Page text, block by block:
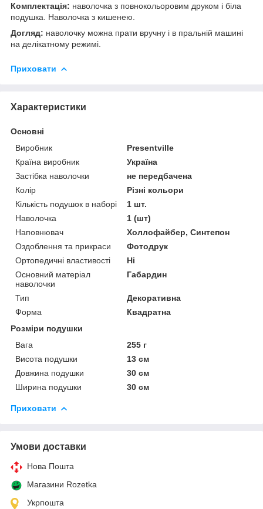
Комплектація: наволочка з повнокольоровим друком і біла
подушка. Наволочка з кишенею.
Догляд: наволочку можна прати вручну і в пральній машині
на делікатному режимі.
Приховати
Характеристики
Основні
Виробник
Presentville
Країна виробник
Україна
Застібка наволочки
не передбачена
Колір
Різні кольори
Кількість подушок в наборі
1 шт.
Наволочка
1 (шт)
Наповнювач
Холлофайбер, Синтепон
Оздоблення та прикраси
Фотодрук
Ортопедичні властивості
Ні
Основний матеріал
наволочки
Габардин
Тип
Декоративна
Форма
Квадратна
Розміри подушки
Вага
255 г
Висота подушки
13 см
Довжина подушки
30 см
Ширина подушки
30 см
Приховати
Умови доставки
Нова Пошта
Магазини Rozetka
Укрпошта